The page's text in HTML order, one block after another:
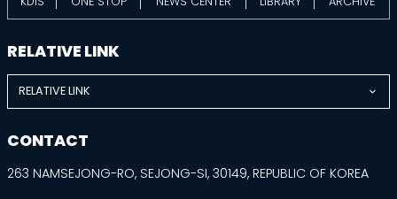
RELATIVE LINK
RELATIVE LINK
CONTACT
263 NAMSEJONG-RO, SEJONG-SI, 30149, REPUBLIC OF KOREA